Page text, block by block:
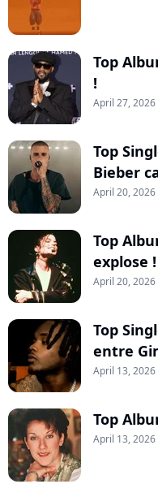
Top
!
April 27, 2026
Top
Bieber
April 20, 2026
Top
explose !
April 20, 2026
Top
entre
April 13, 2026
Top
April 13, 2026